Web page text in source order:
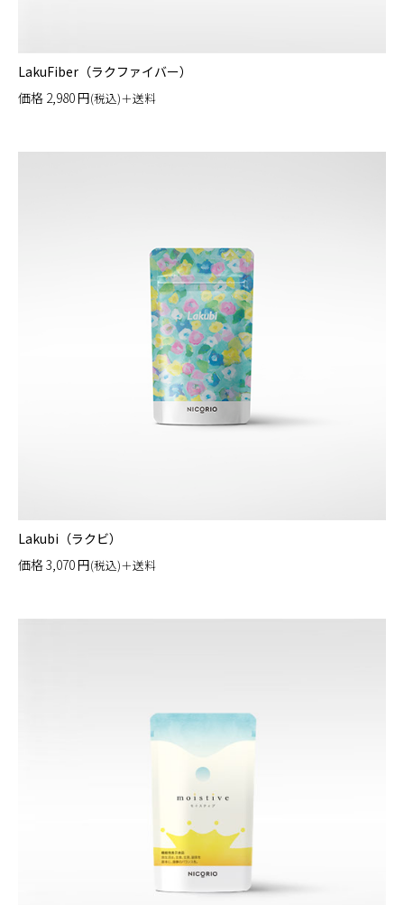
LakuFiber（ラクファイバー）
価格 2,980円(税込)＋送料
Lakubi（ラクビ）
価格3,070円(税込)＋送料